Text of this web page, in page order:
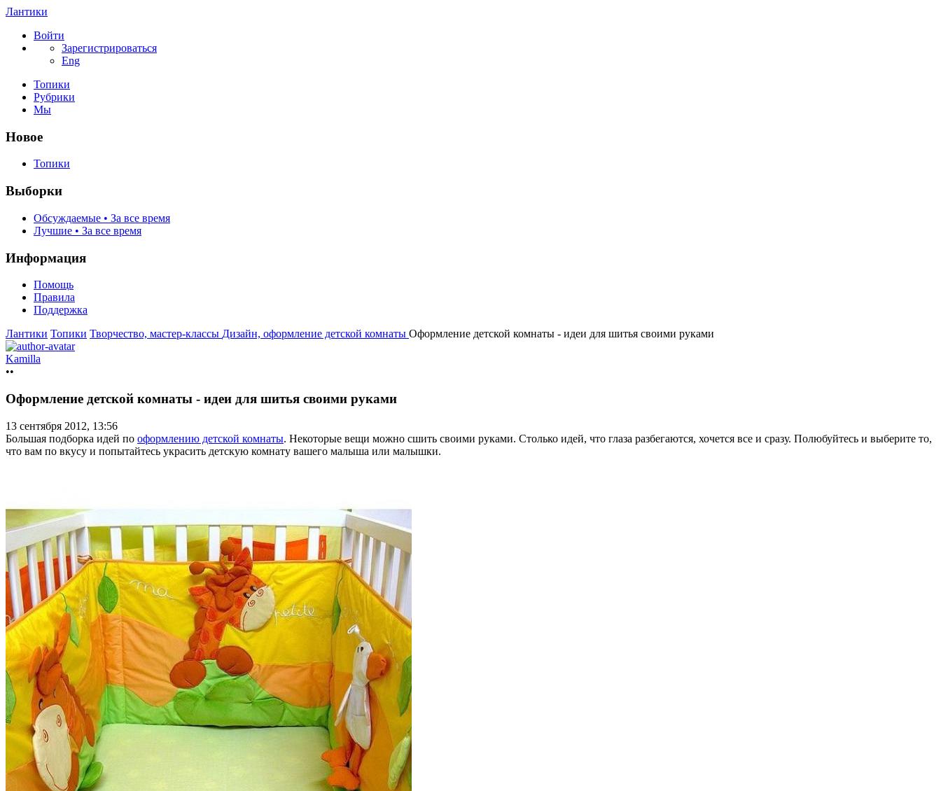
Лантики
Войти
Зарегистрироваться
Eng
Топики
Рубрики
Мы
Новое
Топики
Выборки
Обсуждаемые • За все время
Лучшие • За все время
Информация
Помощь
Правила
Поддержка
Лантики Топики Творчество, мастер-классы Дизайн, оформление детской комнаты Оформление детской комнаты - идеи для шитья своими руками
Kamilla
••
Оформление детской комнаты - идеи для шитья своими руками
13 сентября 2012, 13:56
Большая подборка идей по оформлению детской комнаты. Некоторые вещи можно сшить своими руками. Столько идей, что глаза разбегаются, хочется все и сразу. Полюбуйтесь и выберите то,
что вам по вкусу и попытайтесь украсить детскую комнату вашего малыша или малышки.